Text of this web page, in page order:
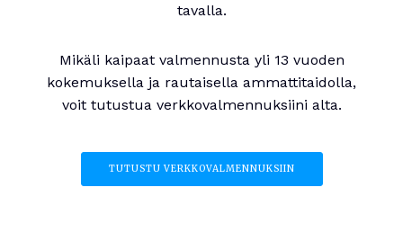
tavalla.
Mikäli kaipaat valmennusta yli 13 vuoden
kokemuksella ja rautaisella ammattitaidolla,
voit tutustua verkkovalmennuksiini alta.
TUTUSTU VERKKOVALMENNUKSIIN